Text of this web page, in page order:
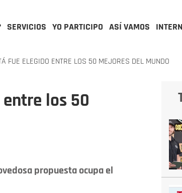
SERVICIOS YO PARTICIPO ASÍ VAMOS
FUE ELEGIDO ENTRE LOS 50 MEJORES DEL MUNDO
los 50
propuesta ocupa el